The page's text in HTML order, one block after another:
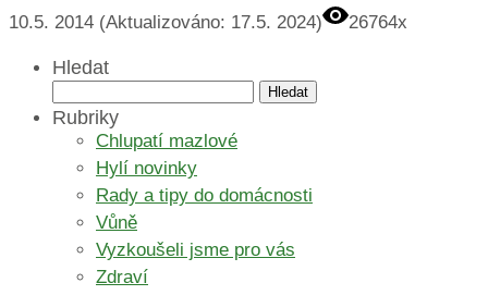
10.5. 2014 (Aktualizováno: 17.5. 2024) 26764x
Hledat
Rubriky
Chlupatí mazlové
Hylí novinky
Rady a tipy do domácnosti
Vůně
Vyzkoušeli jsme pro vás
Zdraví